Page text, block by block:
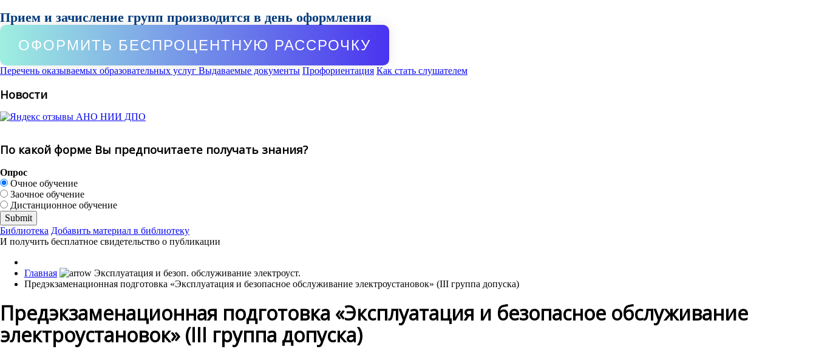
Прием и зачисление групп производится в день оформления
ОФОРМИТЬ БЕСПРОЦЕНТНУЮ РАССРОЧКУ
Перечень оказываемых образовательных услуг Выдаваемые документы Профориентация Как стать слушателем
Новости
По какой форме Вы предпочитаете получать знания?
Опрос
Очное обучение
Заочное обучение
Дистанционное обучение
Библиотека Добавить материал в библиотеку
И получить бесплатное свидетельство о публикации
Главная
Предэкзаменационная подготовка «Эксплуатация и безопасное обслуживание электроустановок» (III группа допуска)
Предэкзаменационная подготовка «Эксплуатация и безопасное обслуживание
электроустановок» (III группа допуска)